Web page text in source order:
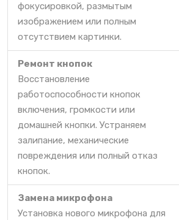
фокусировкой, размытым
изображением или полным
отсутствием картинки.
Ремонт кнопок
Восстановление
работоспособности кнопок
включения, громкости или
домашней кнопки. Устраняем
залипание, механические
повреждения или полный отказ
кнопок.
Замена микрофона
Установка нового микрофона для